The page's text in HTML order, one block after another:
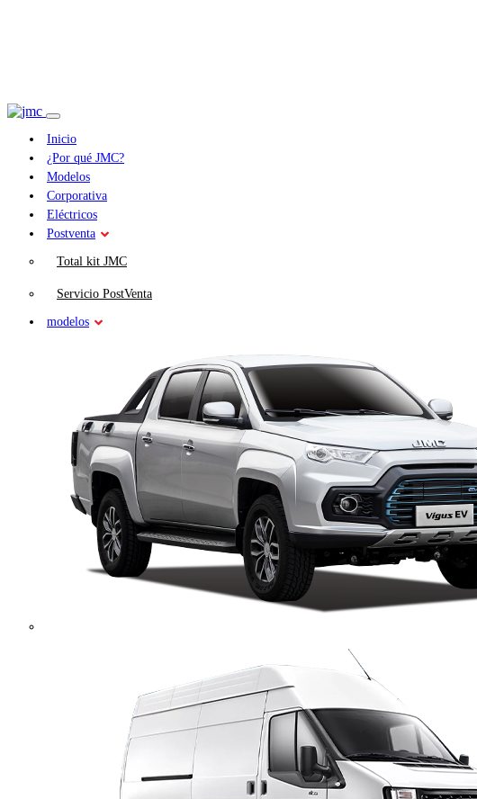
Inicio
¿Por qué JMC?
Modelos
Corporativa
Eléctricos
Postventa
Total kit JMC
Servicio PostVenta
modelos